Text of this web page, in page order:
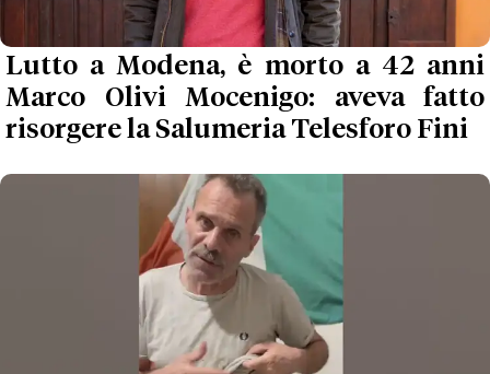
Lutto a Modena, è morto a 42 anni
Marco Olivi Mocenigo: aveva fatto
risorgere la Salumeria Telesforo Fini